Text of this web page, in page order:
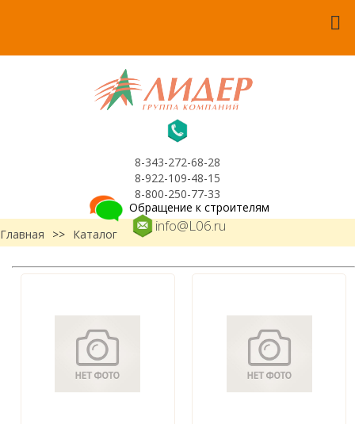
8-343-272-68-28
8-922-109-48-15
8-800-250-77-33
info@L06.ru
Обращение к строителям
Главная
>> Каталог